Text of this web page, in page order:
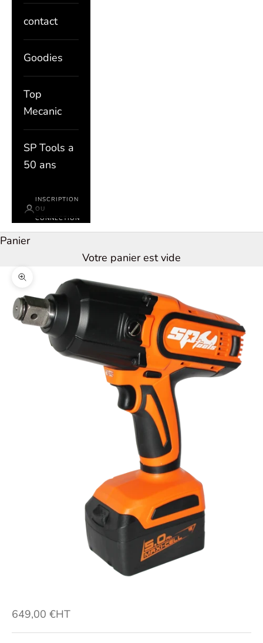
contact
Goodies
Top
Mecanic
SP Tools a
50 ans
INSCRIPTION
OU
CONNECTION
Panier
Votre panier est vide
Zoomer sur l'image
Prix de vente
649,00 €HT